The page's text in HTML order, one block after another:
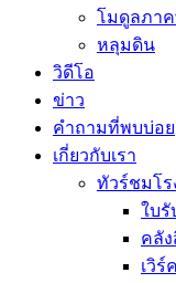
โมดูลภา
หลุมดิน
วิดีโอ
ข่าว
คำถามที่พบบ่อย
เกี่ยวกับเรา
ทัวร์ชมโร
ใบรั
คลั
เวิร์